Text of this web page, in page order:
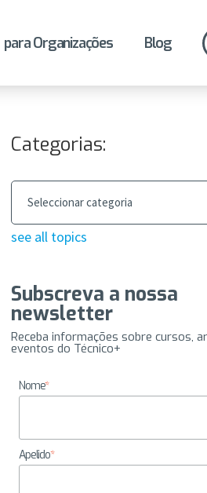
para Organizações Blog
Categorias:
see all topics
Subscreva a nossa
newsletter
Receba informações sobre cursos,
eventos do Técnico+
Nome*
Apelido*